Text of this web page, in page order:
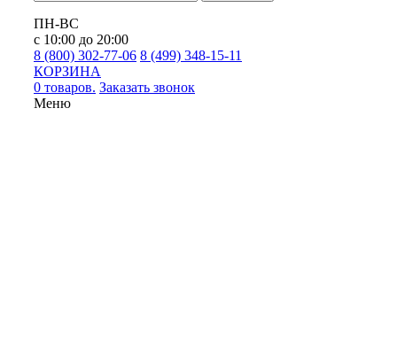
ПН-ВС
с 10:00 до 20:00
8 (800) 302-77-06 8 (499) 348-15-11
КОРЗИНА
0 товаров. Заказать звонок
Меню